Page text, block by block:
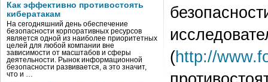
Как эффективно противостоять
кибератакам
На сегодняшний день обеспечение
безопасности корпоративных ресурсов
является одной из наиболее приоритетных
целей для любой компании вне
зависимости от масштабов и сферы
деятельности. Рынок информационной
безопасности развивается, а это значит,
что и …
(http://